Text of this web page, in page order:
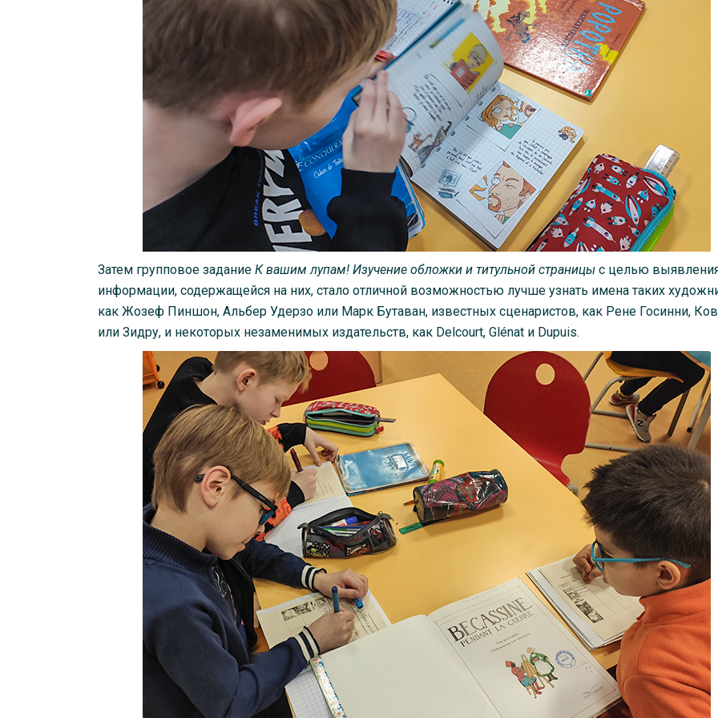
Затем групповое задание К вашим лупам! Изучение обложки и титульной страницы с целью
информации, содержащейся на них, стало отличной возможностью лучше узнать имена таких
как Жозеф Пиншон, Альбер Удерзо или Марк Бутаван, известных сценаристов, как Рене Госинни,
или Зидру, и некоторых незаменимых издательств, как Delcourt, Glénat и Dupuis.